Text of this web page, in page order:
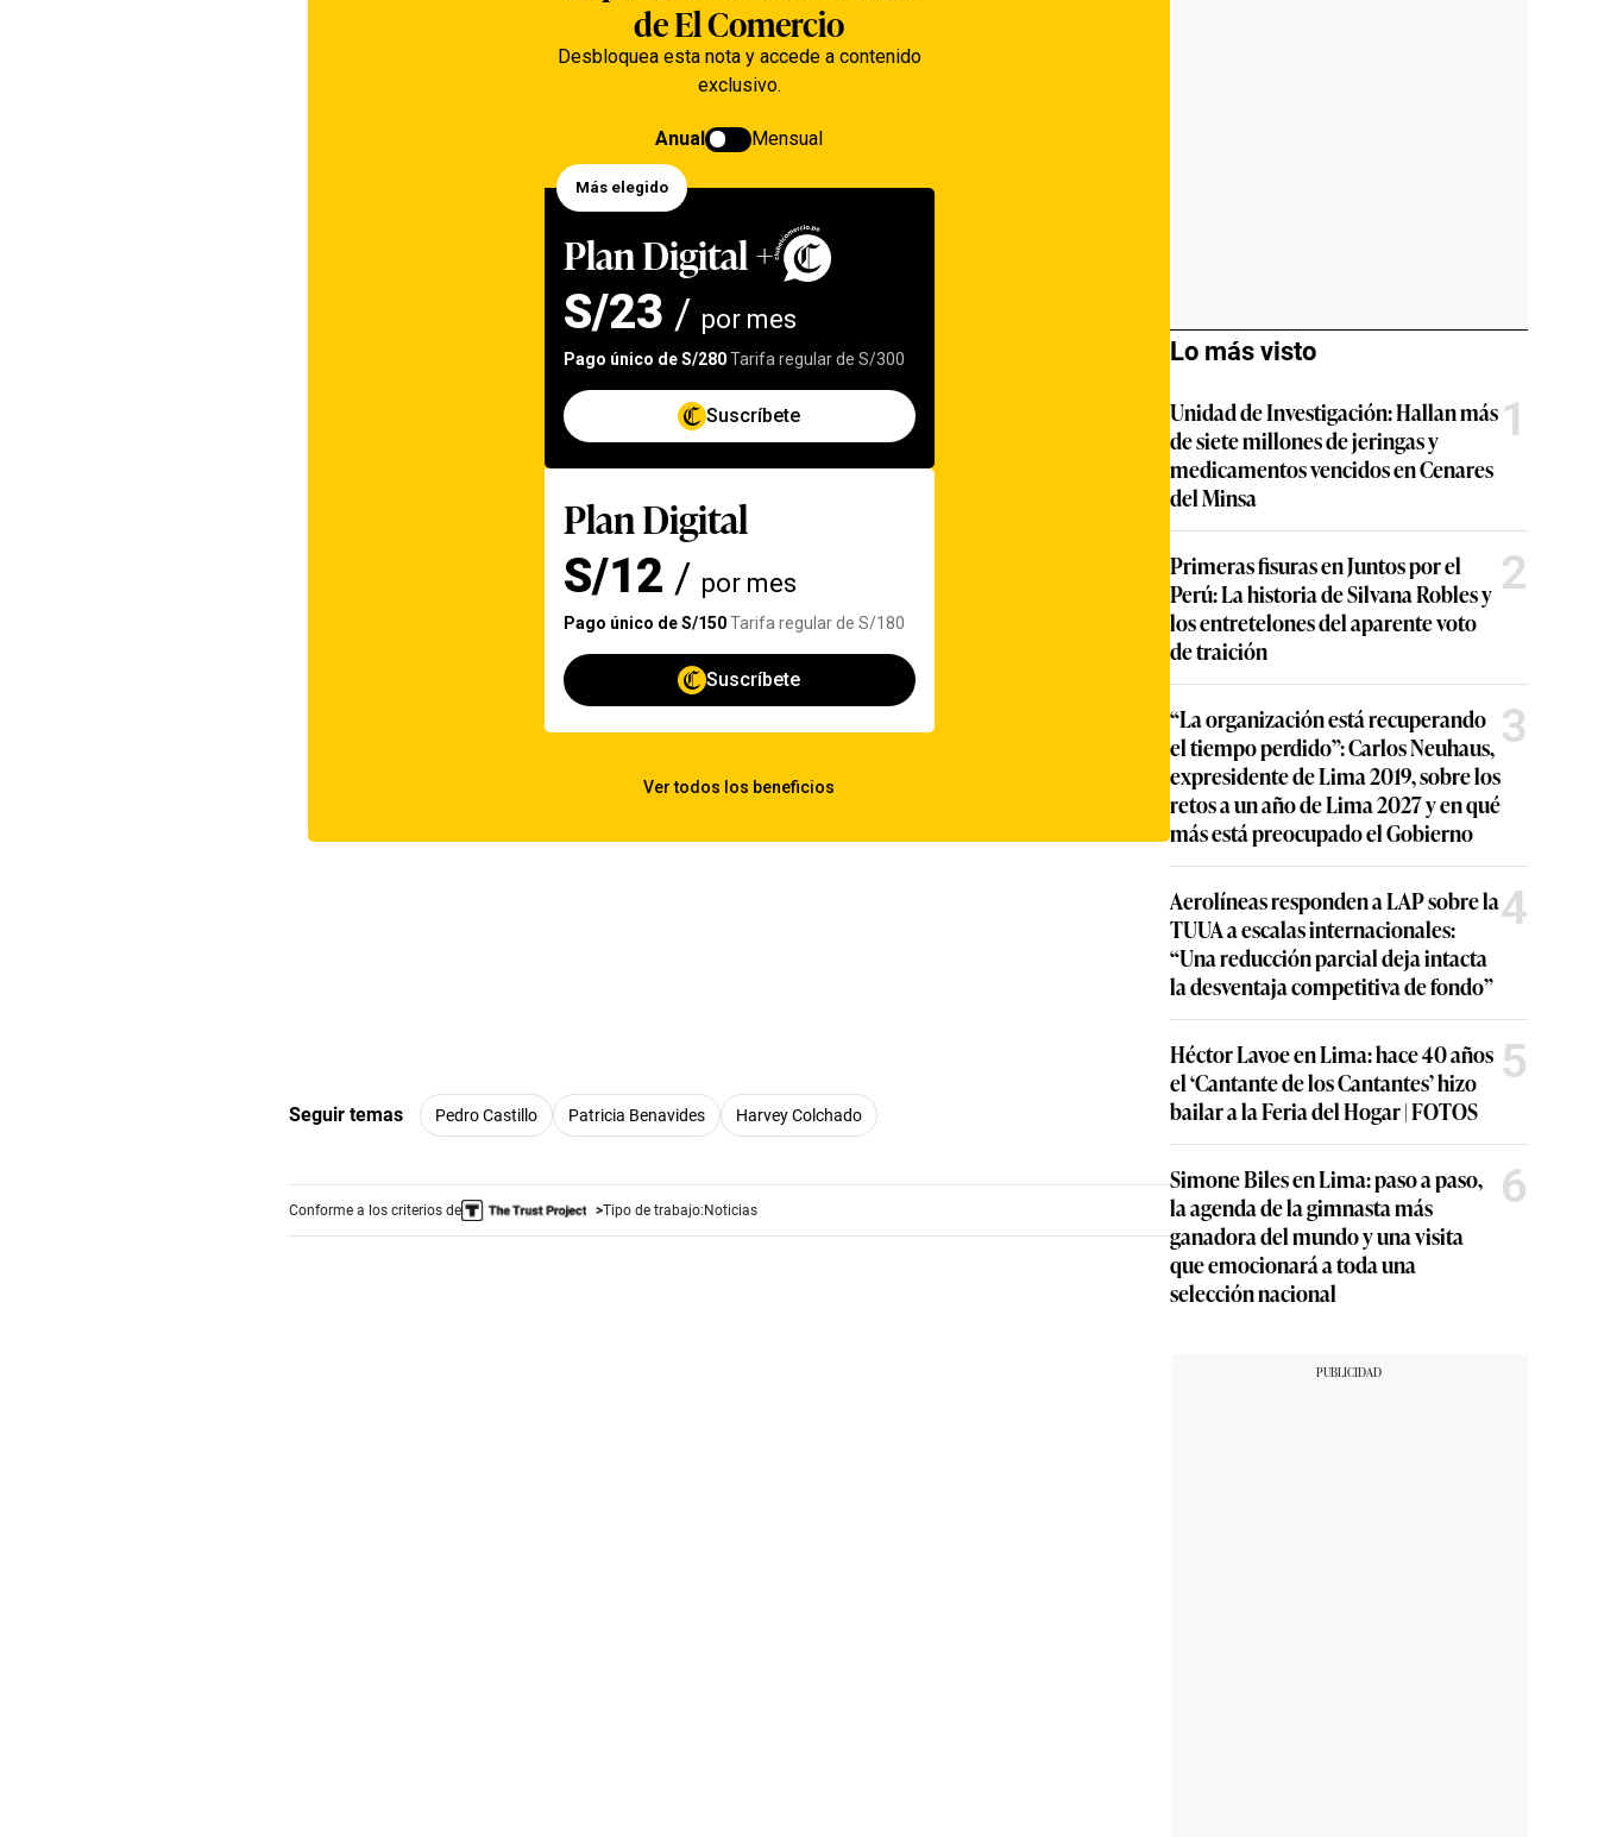
Seguir temas Pedro Castillo Patricia Benavides Harvey Colchado
Conforme a los criterios de Tipo de trabajo:Noticias
Lo más visto
Unidad de Investigación: Hallan más
de siete millones de jeringas y
medicamentos vencidos en Cenares
del Minsa
1
Primeras fisuras en Juntos por el
Perú: La historia de Silvana Robles y
los entretelones del aparente voto
de traición
2
“La organización está recuperando
el tiempo perdido”: Carlos Neuhaus,
expresidente de Lima 2019, sobre los
retos a un año de Lima 2027 y en qué
más está preocupado el Gobierno
3
Aerolíneas responden a LAP sobre la
TUUA a escalas internacionales:
“Una reducción parcial deja intacta
la desventaja competitiva de fondo”
4
Héctor Lavoe en Lima: hace 40 años
el ‘Cantante de los Cantantes’ hizo
bailar a la Feria del Hogar | FOTOS
5
Simone Biles en Lima: paso a paso,
la agenda de la gimnasta más
ganadora del mundo y una visita
que emocionará a toda una
selección nacional
6